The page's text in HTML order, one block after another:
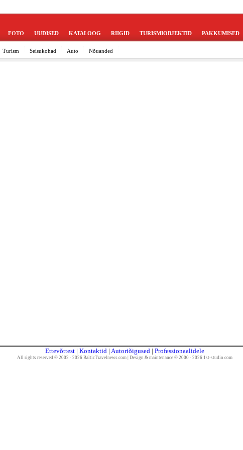
FOTO UUDISED KATALOOG RIIGID TURISMIOBJEKTID PAKKUMISED
Turism Seisukohad Auto Nõuanded
Ettevõttest| Kontaktid| Autoriõigused| Professionaalidele
All rights reserved © 2002 - 2026 BalticTravelnews.com| Design & maintenance © 2000 - 2026 1st-studio.com